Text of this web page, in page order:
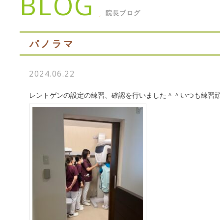
院長ブログ
パノラマ
2024.06.22
レントゲンの設定の練習、確認を行いました＾＾いつも練習